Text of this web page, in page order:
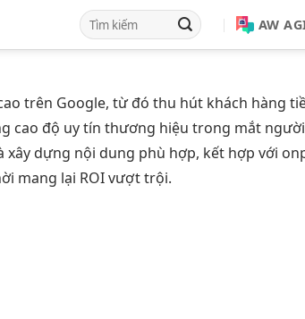
AW
trên Google, từ đó thu hút khách hàng
cao độ uy tín thương hiệu trong mắt
dựng nội dung phù hợp, kết hợp với
mang lại ROI vượt trội.